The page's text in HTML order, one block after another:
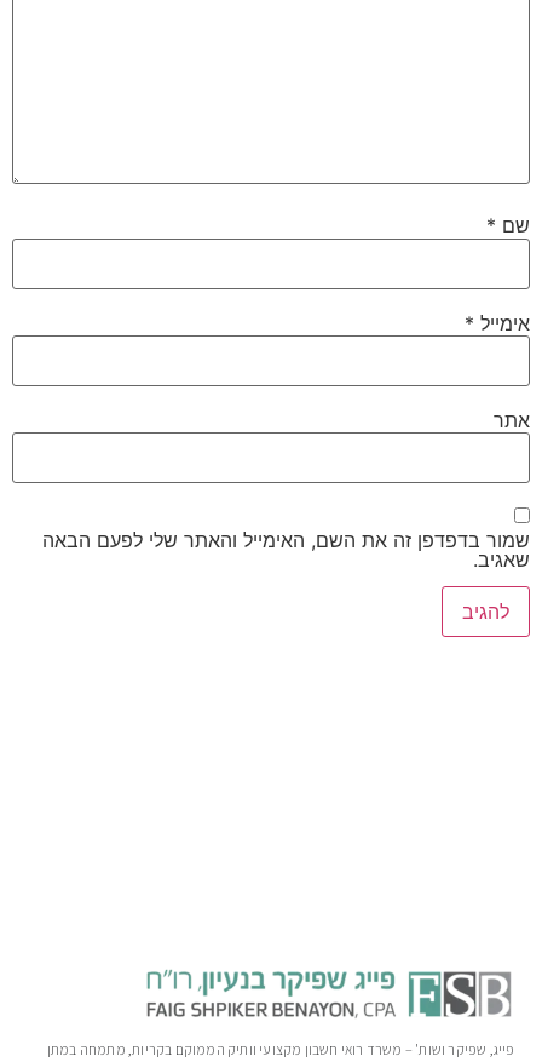
שם *
אימייל *
אתר
שמור בדפדפן זה את השם, האימייל והאתר שלי לפעם הבאה
שאגיב.
פייג, שפיקר ושות' – משרד רואי חשבון מקצועי וותיק הממוקם בקריות, מתמחה במתן